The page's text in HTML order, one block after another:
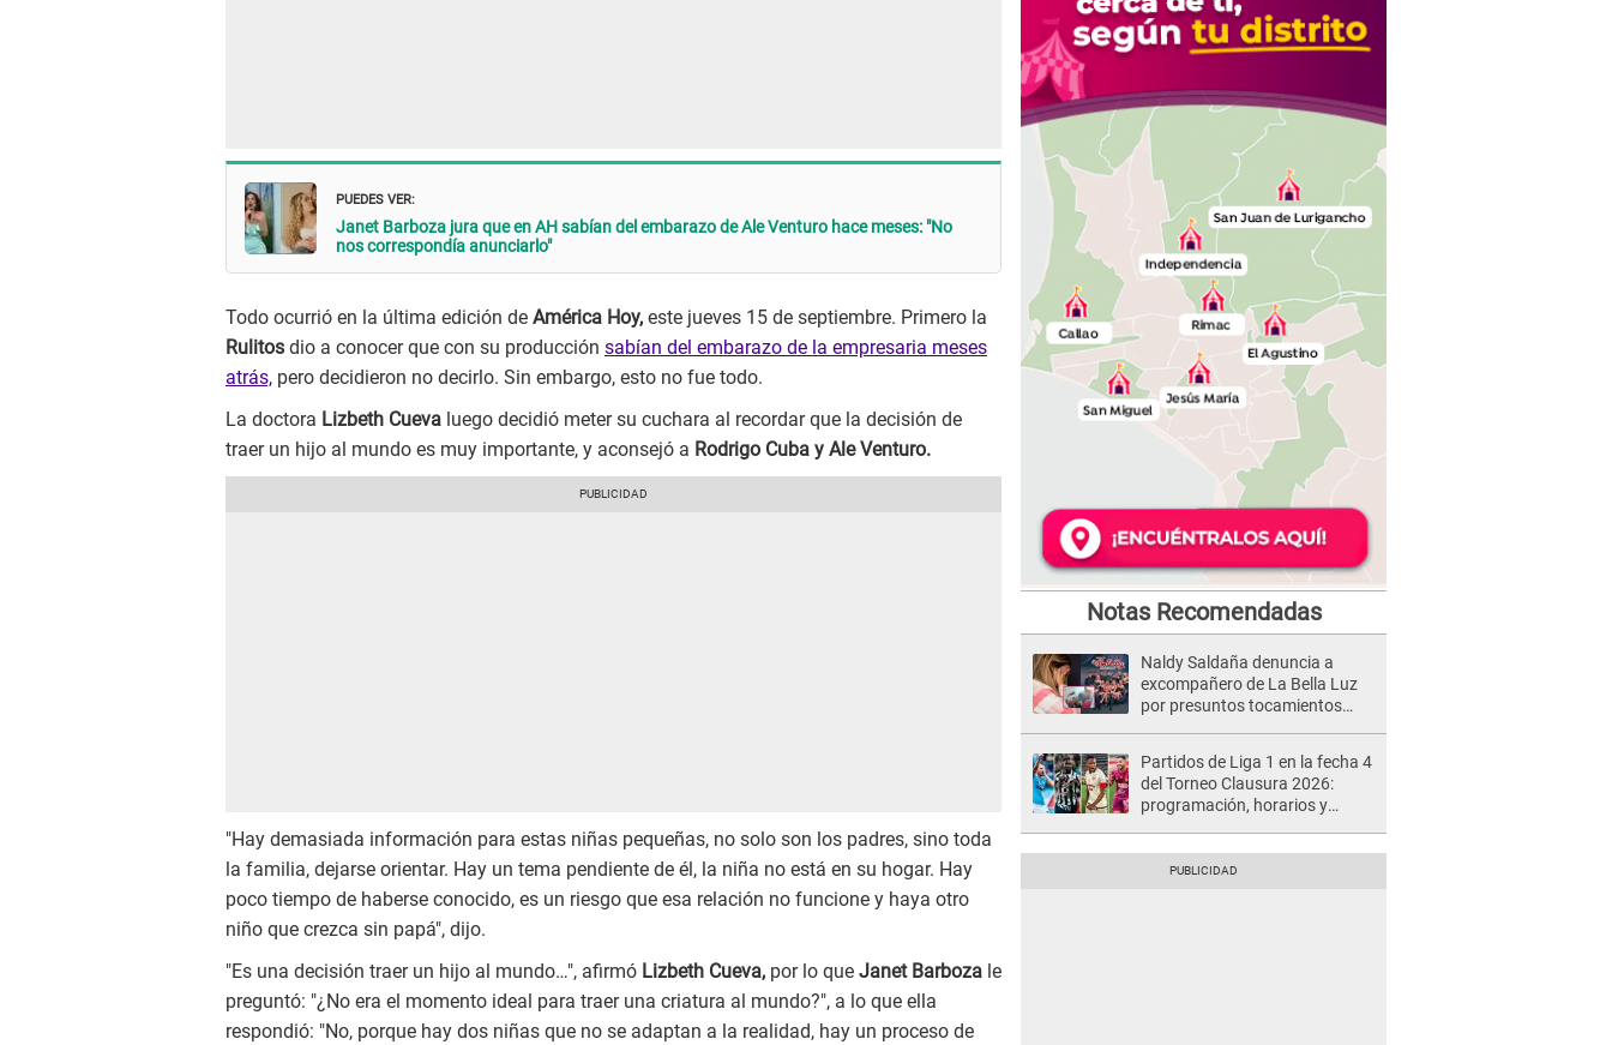
PUEDES VER:
Janet Barboza jura que en AH sabían del embarazo de Ale Venturo hace meses: "No
nos correspondía anunciarlo"
Todo ocurrió en la última edición de América Hoy, este jueves 15 de septiembre. Primero la
Rulitos dio a conocer que con su producción sabían del embarazo de la empresaria meses
atrás, pero decidieron no decirlo. Sin embargo, esto no fue todo.
La doctora Lizbeth Cueva luego decidió meter su cuchara al recordar que la decisión de
traer un hijo al mundo es muy importante, y aconsejó a Rodrigo Cuba y Ale Venturo.
"Hay demasiada información para estas niñas pequeñas, no solo son los padres, sino toda
la familia, dejarse orientar. Hay un tema pendiente de él, la niña no está en su hogar. Hay
poco tiempo de haberse conocido, es un riesgo que esa relación no funcione y haya otro
niño que crezca sin papá", dijo.
"Es una decisión traer un hijo al mundo…", afirmó Lizbeth Cueva, por lo que Janet Barboza le
preguntó: "¿No era el momento ideal para traer una criatura al mundo?", a lo que ella
respondió: "No, porque hay dos niñas que no se adaptan a la realidad, hay un proceso de
Notas Recomendadas
Naldy Saldaña denuncia a
excompañero de La Bella Luz
por presuntos tocamientos
Partidos de Liga 1 en la fecha 4
del Torneo Clausura 2026:
programación, horarios y